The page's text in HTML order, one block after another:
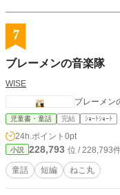
7
ブレーメンの音楽隊
WISE
ブレーメン
児童書・童話 完結 ｼｮｰﾄｼｮｰﾄ
24h.ポイント 0pt
小説 228,793 位 / 228,793
童話 短編 ねこ丸